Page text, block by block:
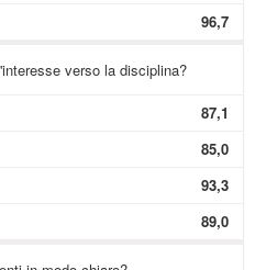
96,7
verso la disciplina?
87,1
85,0
93,3
89,0